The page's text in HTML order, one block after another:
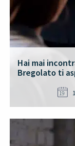
Hai mai
Bregolato ti
19